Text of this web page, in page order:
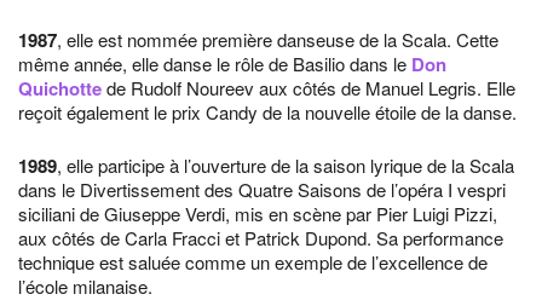
1987, elle est nommée première danseuse de la Scala. Cette
même année, elle danse le rôle de Basilio dans le Don
Quichottede Rudolf Noureev aux côtés de Manuel Legris. Elle
reçoit également le prix Candy de la nouvelle étoile de la danse.
1989, elle participe à l’ouverture de la saison lyrique de la Scala
dans le Divertissement des Quatre Saisons de l’opéra I vespri
siciliani de Giuseppe Verdi, mis en scène par Pier Luigi Pizzi,
aux côtés de Carla Fracci et Patrick Dupond. Sa performance
technique est saluée comme un exemple de l’excellence de
l’école milanaise.